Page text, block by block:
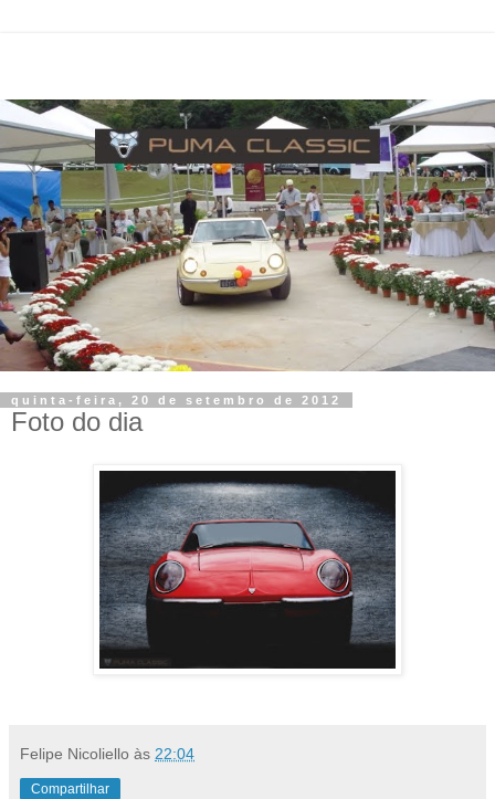
quinta-feira, 20 de setembro de 2012
Foto do dia
Felipe Nicoliello às 22:04
Compartilhar